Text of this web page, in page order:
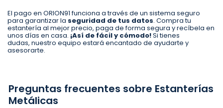
El pago en ORION91 funciona a través de un sistema seguro
para garantizar la seguridad de tus datos. Compra tu
estantería al mejor precio, paga de forma segura y recíbela en
unos días en casa. ¡Así de fácil y cómodo!Si tienes
dudas, nuestro equipo estará encantado de ayudarte y
asesorarte.
Preguntas frecuentes sobre Estanterías
Metálicas